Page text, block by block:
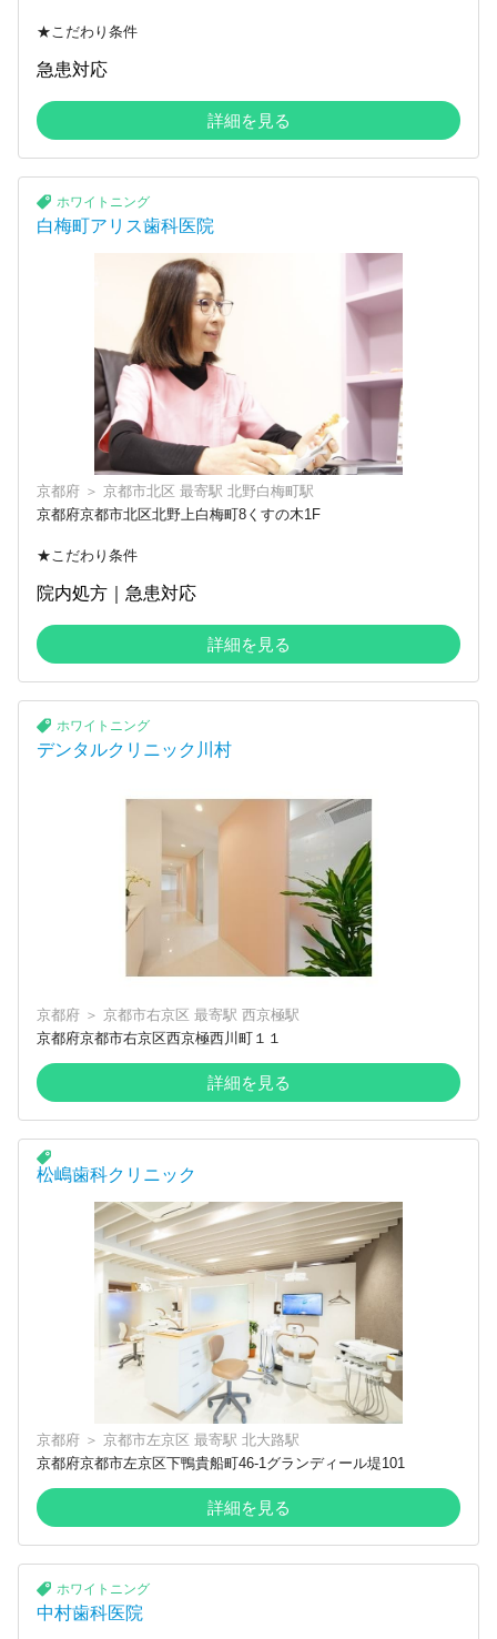
★こだわり条件
急患対応
詳細を見る
ホワイトニング
白梅町アリス歯科医院
京都府 ＞ 京都市北区 最寄駅 北野白梅町駅
京都府京都市北区北野上白梅町8くすの木1F
★こだわり条件
院内処方｜急患対応
詳細を見る
ホワイトニング
デンタルクリニック川村
京都府 ＞ 京都市右京区 最寄駅 西京極駅
京都府京都市右京区西京極西川町１１
詳細を見る
松嶋歯科クリニック
京都府 ＞ 京都市左京区 最寄駅 北大路駅
京都府京都市左京区下鴨貴船町46-1グランディール堤101
詳細を見る
ホワイトニング
中村歯科医院